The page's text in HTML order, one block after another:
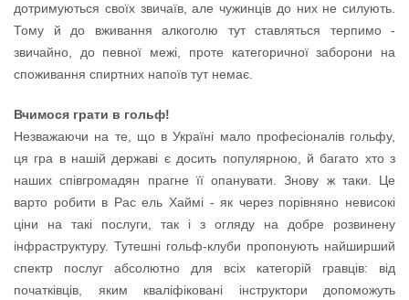
дотримуються своїх звичаїв, але чужинців до них не силують.
Тому й до вживання алкоголю тут ставляться терпимо -
звичайно, до певної межі, проте категоричної заборони на
споживання спиртних напоїв тут немає.
Вчимося грати в гольф!
Незважаючи на те, що в Україні мало професіоналів гольфу,
ця гра в нашій державі є досить популярною, й багато хто з
наших співгромадян прагне її опанувати. Знову ж таки. Це
варто робити в Рас ель Хаймі - як через порівняно невисокі
ціни на такі послуги, так і з огляду на добре розвинену
інфраструктуру. Тутешні гольф-клуби пропонують найширший
спектр послуг абсолютно для всіх категорій гравців: від
початківців, яким кваліфіковані інструктори допоможуть